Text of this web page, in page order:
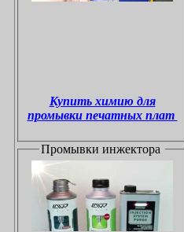
Купить химию для
промывки печатных плат
Промывки инжектора